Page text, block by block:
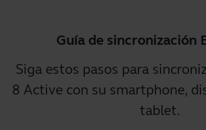
Guía de sincronización
Siga estos pasos para
8 Active con su smartphone,
tablet.